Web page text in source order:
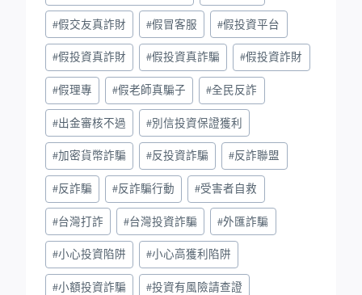
#假交友真詐財 #假冒客服 #假投資平台
#假投資真詐財 #假投資真詐騙 #假投資詐財
#假理專 #假老師真騙子 #全民反詐
#出金審核不過 #別信投資保證獲利
#加密貨幣詐騙 #反投資詐騙 #反詐聯盟
#反詐騙 #反詐騙行動 #受害者自救
#台灣打詐 #台灣投資詐騙 #外匯詐騙
#小心投資陷阱 #小心高獲利陷阱
#小額投資詐騙 #投資有風險請查證